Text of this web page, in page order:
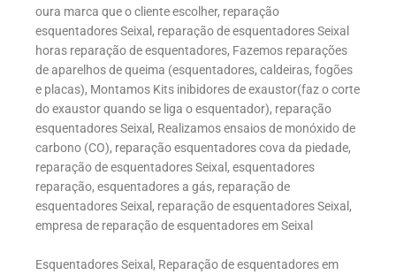
oura marca que o cliente escolher, reparação
esquentadores Seixal, reparação de esquentadores Seixal
horas reparação de esquentadores, Fazemos reparações
de aparelhos de queima (esquentadores, caldeiras, fogões
e placas), Montamos Kits inibidores de exaustor(faz o corte
do exaustor quando se liga o esquentador), reparação
esquentadores Seixal, Realizamos ensaios de monóxido de
carbono (CO), reparação esquentadores cova da piedade,
reparação de esquentadores Seixal, esquentadores
reparação, esquentadores a gás, reparação de
esquentadores Seixal, reparação de esquentadores Seixal,
empresa de reparação de esquentadores em Seixal
Esquentadores Seixal, Reparação de esquentadores em